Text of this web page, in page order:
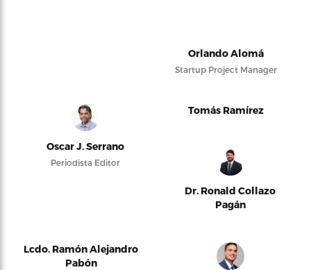
Orlando Alomá
Startup Project Manager
Oscar J. Serrano
Periodista Editor
Tomás Ramírez
Dr. Ronald Collazo
Pagán
Lcdo. Ramón Alejandro
Pabón